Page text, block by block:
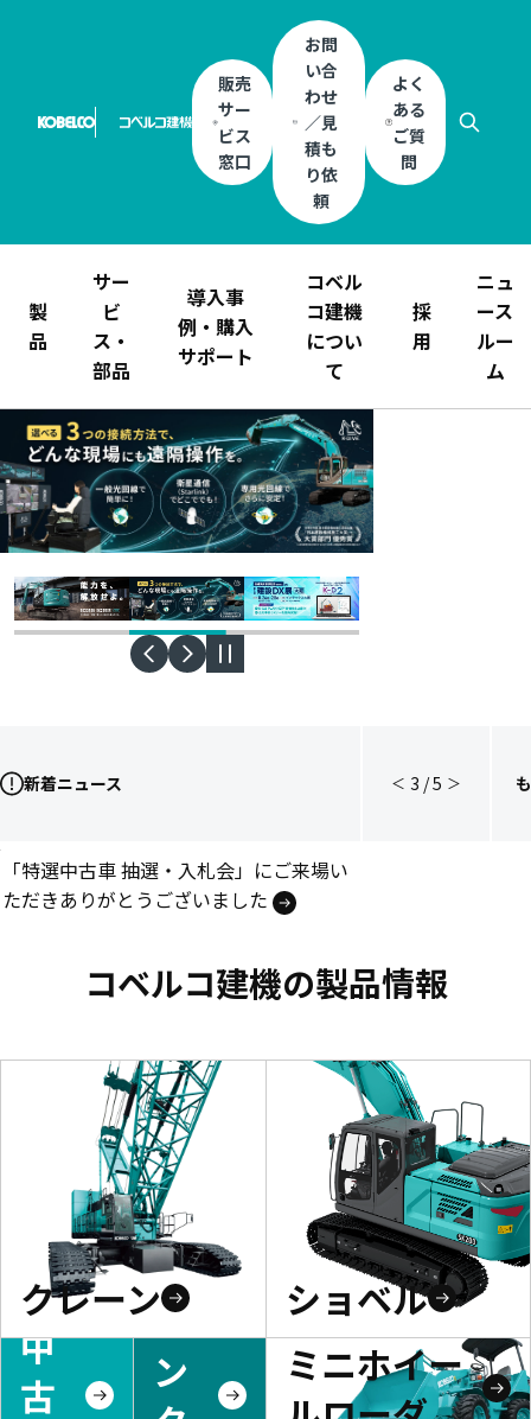
販売
サー
ビス
窓口
お問
い合
わせ
／見
積も
り依
頼
よく
ある
ご質
問
製
品
サー
ビ
ス・
部品
導入事
例・購入
サポート
コベル
コ建機
につい
て
採
用
ニュ
ース
ルー
ム
新着ニュース
「特選中古車 抽選・入札会」にご来場い
ただきありがとうございました
＜ 3 /5 ＞
コベルコ建機の製品情報
クレーン
ショベル
中
古
レ
ン
ミニホイー